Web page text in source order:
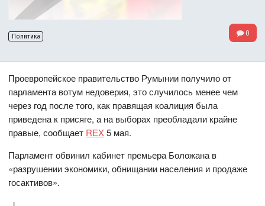
Политика 0
Проевропейское правительство Румынии получило от
парламента вотум недоверия, это случилось менее чем
через год после того, как правящая коалиция была
приведена к присяге, а на выборах преобладали крайне
правые, сообщает REX5 мая.
Парламент обвинил кабинет премьера Боложана в
«разрушении экономики, обнищании населения и продаже
госактивов».